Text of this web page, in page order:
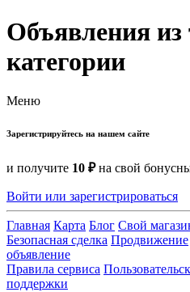
Объявления из
категории
Меню
Зарегистрируйтесь на нашем сайте
и получите 10 ₽на свой
Войти или зарегистрироваться
Главная Карта Блог Свой
Безопасная сделка Продвижение
объявление
Правила сервиса
поддержки